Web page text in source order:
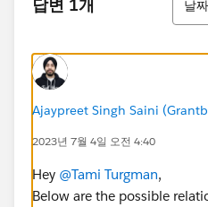
답변 1개 날
Ajaypreet Singh Saini
2023년 7월 4일 오전 4:40
Hey @Tami Turgman,
Below are the possible